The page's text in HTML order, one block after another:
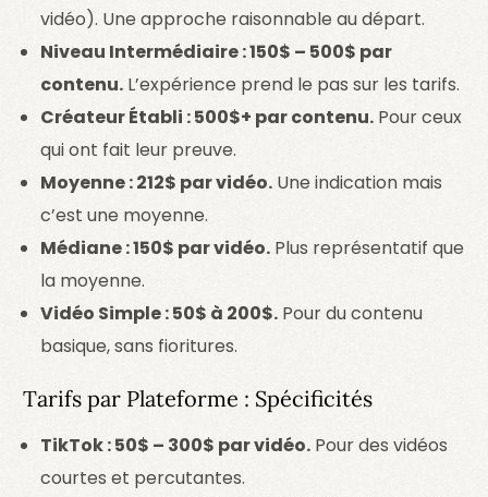
vidéo). Une approche raisonnable au départ.
Niveau Intermédiaire : 150$ – 500$ par
contenu. L’expérience prend le pas sur les tarifs.
Créateur Établi : 500$+ par contenu. Pour ceux
qui ont fait leur preuve.
Moyenne : 212$ par vidéo. Une indication mais
c’est une moyenne.
Médiane : 150$ par vidéo. Plus représentatif que
la moyenne.
Vidéo Simple : 50$ à 200$. Pour du contenu
basique, sans fioritures.
Tarifs par Plateforme : Spécificités
TikTok : 50$ – 300$ par vidéo. Pour des vidéos
courtes et percutantes.